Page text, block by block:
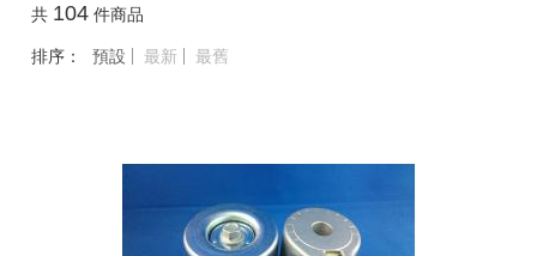
共 104 件商品
排序： 預設 最新 最舊